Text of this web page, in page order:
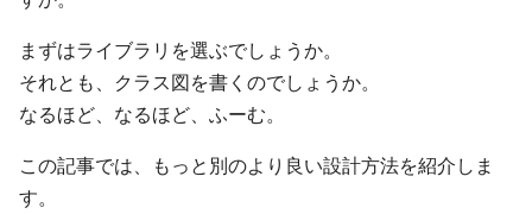
まずはライブラリを選ぶでしょうか。
それとも、クラス図を書くのでしょうか。
なるほど、なるほど、ふーむ。
この記事では、もっと別のより良い設計方法を紹介しま
す。